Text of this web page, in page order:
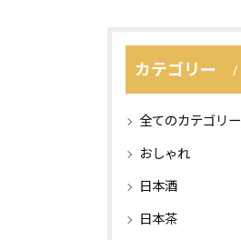
カテゴリー
全てのカテゴリー
おしゃれ
日本酒
日本茶